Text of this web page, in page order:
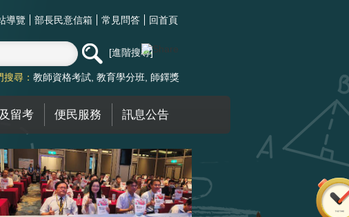
導覽 部長民意信箱 常見問答 回首頁
進階搜尋
搜尋： 教師資格考試 教育學分班 師鐸獎
留考 便民服務 訊息公告